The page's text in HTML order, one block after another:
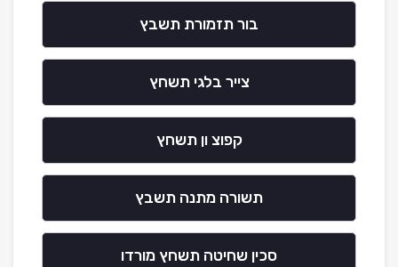
בור תזמורת תשבץ
צייר בלגי תשחץ
קפוצ ון תשחץ
תשורה מתנה תשבץ
סכין שחיטה תשחץ מורדו